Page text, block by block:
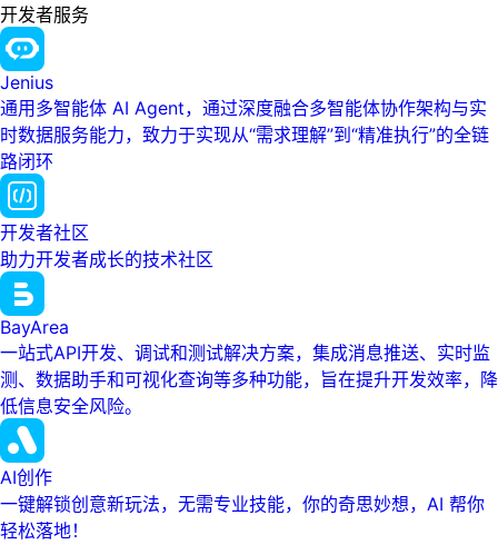
开发者服务
Jenius
通用多智能体 AI Agent，通过深度融合多智能体协作架构与实
时数据服务能力，致力于实现从“需求理解”到“精准执行”的全链
路闭环
开发者社区
助力开发者成长的技术社区
BayArea
一站式API开发、调试和测试解决方案，集成消息推送、实时监
测、数据助手和可视化查询等多种功能，旨在提升开发效率，降
低信息安全风险。
AI创作
一键解锁创意新玩法，无需专业技能，你的奇思妙想，AI 帮你
轻松落地！